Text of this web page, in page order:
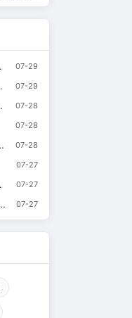
07-29
07-29
07-28
07-28
07-28
07-27
07-27
07-27